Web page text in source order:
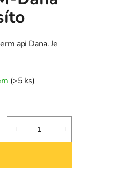
api Dana. Je
(>5 ks)